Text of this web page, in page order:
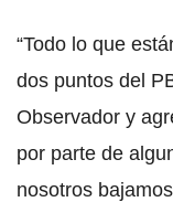
“Todo lo que
dos puntos del
Observador y
por parte de
nosotros